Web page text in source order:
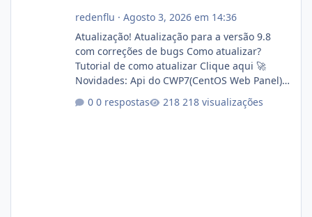
redenflu · Agosto 3, 2026 em 14:36
Atualização! Atualização para a versão 9.8
com correções de bugs Como atualizar?
Tutorial de como atualizar Clique aqui 🚀
Novidades: Api do CWP7(CentOS Web Panel)
autorizado a usasr o isistem:
0 respostas 218 visualizações